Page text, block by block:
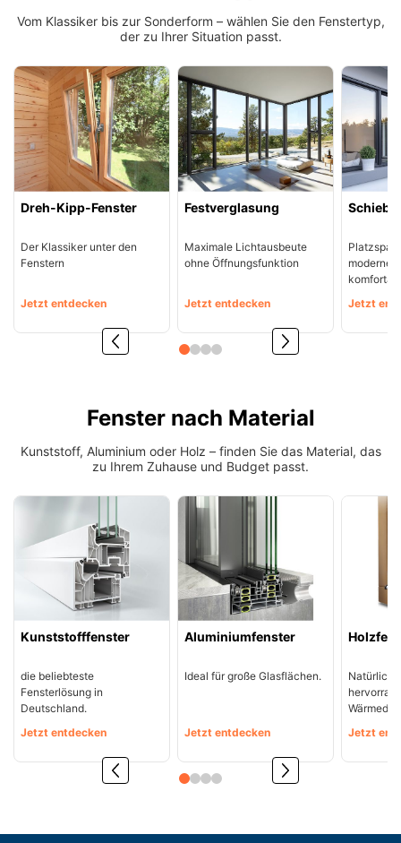
Durchreichefenster
Englische Schiebefenster
Klappfenster
Loftfenster
Nach aussen öffnende
Niederländische Fenster
Renovationsfenster
Schiebefenster
Stahlfenster
Hebeschiebetüren Holz
Hebeschiebetüren Holz-Alu
FALTSCHIEBETÜREN NACH MATERIAL
Faltschiebetüren Aluminium
Nebeneinganstüren
Pivottüren
Rollläden konfigurieren
Raffstoren konfigurieren
WEITERE OPTIONEN
Fensterläden
Insektenschutz Plissee
Fensterscheiben
Fensterkopplungen
Rollladenzubehör
Tür- und Fensterbeschläge
Fensterdichtungen
Folienfächer / Farbmuster
Griffe
Insektenschutz
THEMEN
Erklärvideos
Energiesparfenster
Sicherheitsfenster
Schallschutzfenster
Dreiecksfenster
Innenfenster
Fensterfarben
Fensterbeschläge
Vom Klassiker bis zur Sonderform – wählen Sie den Fenstertyp,
der zu Ihrer Situation passt.
Dreh-Kipp-Fenster
Der Klassiker unter den
Fenstern
Jetzt entdecken
Festverglasung
Maximale Lichtausbeute
ohne Öffnungsfunktion
Jetzt entdecken
moderner
Jetzt
Fenster nach Material
Kunststoff, Aluminium oder Holz – finden Sie das Material, das
zu Ihrem Zuhause und Budget passt.
Kunststofffenster
die beliebteste
Fensterlösung in
Deutschland.
Jetzt entdecken
Aluminiumfenster
Ideal für große Glasflächen.
Jetzt entdecken
Jetzt